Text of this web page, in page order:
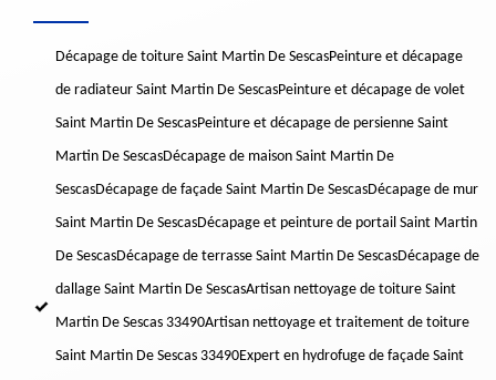
Décapage de toiture Saint Martin De SescasPeinture et décapage
de radiateur Saint Martin De SescasPeinture et décapage de volet
Saint Martin De SescasPeinture et décapage de persienne Saint
Martin De SescasDécapage de maison Saint Martin De
SescasDécapage de façade Saint Martin De SescasDécapage de mur
Saint Martin De SescasDécapage et peinture de portail Saint Martin
De SescasDécapage de terrasse Saint Martin De SescasDécapage de
dallage Saint Martin De SescasArtisan nettoyage de toiture Saint
Martin De Sescas 33490Artisan nettoyage et traitement de toiture
Saint Martin De Sescas 33490Expert en hydrofuge de façade Saint